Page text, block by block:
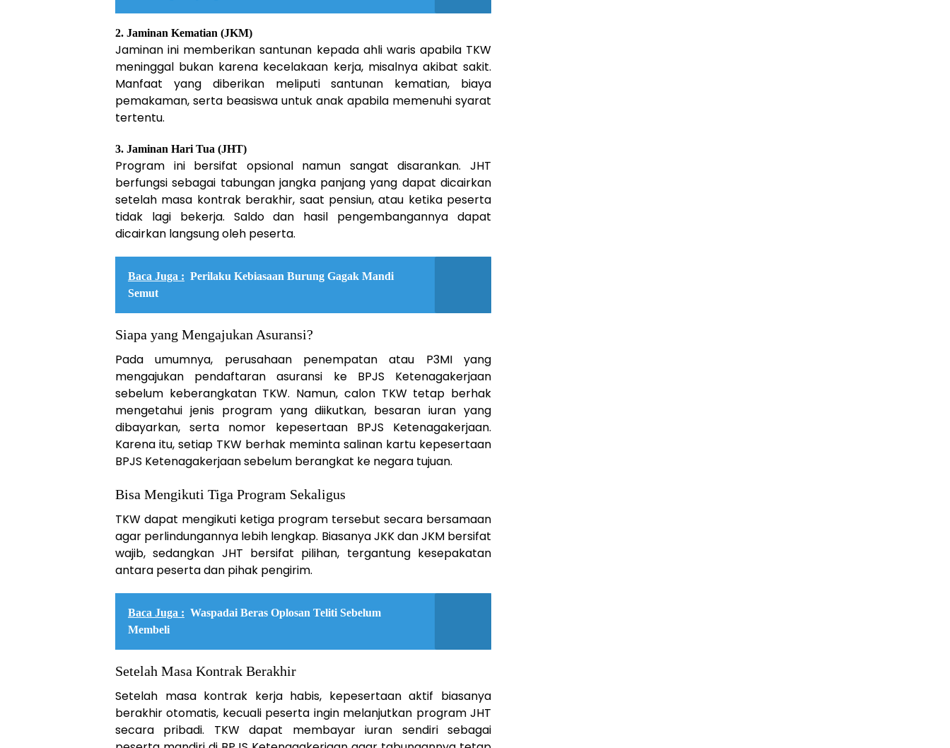
2. Jaminan Kematian (JKM)
Jaminan ini memberikan santunan kepada ahli waris apabila TKW
meninggal bukan karena kecelakaan kerja, misalnya akibat sakit.
Manfaat yang diberikan meliputi santunan kematian, biaya
pemakaman, serta beasiswa untuk anak apabila memenuhi syarat
tertentu.
3. Jaminan Hari Tua (JHT)
Program ini bersifat opsional namun sangat disarankan. JHT
berfungsi sebagai tabungan jangka panjang yang dapat dicairkan
setelah masa kontrak berakhir, saat pensiun, atau ketika peserta
tidak lagi bekerja. Saldo dan hasil pengembangannya dapat
dicairkan langsung oleh peserta.
Baca Juga : Perilaku Kebiasaan Burung Gagak Mandi
Semut
Siapa yang Mengajukan Asuransi?
Pada umumnya, perusahaan penempatan atau P3MI yang
mengajukan pendaftaran asuransi ke BPJS Ketenagakerjaan
sebelum keberangkatan TKW. Namun, calon TKW tetap berhak
mengetahui jenis program yang diikutkan, besaran iuran yang
dibayarkan, serta nomor kepesertaan BPJS Ketenagakerjaan.
Karena itu, setiap TKW berhak meminta salinan kartu kepesertaan
BPJS Ketenagakerjaan sebelum berangkat ke negara tujuan.
Bisa Mengikuti Tiga Program Sekaligus
TKW dapat mengikuti ketiga program tersebut secara bersamaan
agar perlindungannya lebih lengkap. Biasanya JKK dan JKM bersifat
wajib, sedangkan JHT bersifat pilihan, tergantung kesepakatan
antara peserta dan pihak pengirim.
Baca Juga : Waspadai Beras Oplosan Teliti Sebelum
Membeli
Setelah Masa Kontrak Berakhir
Setelah masa kontrak kerja habis, kepesertaan aktif biasanya
berakhir otomatis, kecuali peserta ingin melanjutkan program JHT
secara pribadi. TKW dapat membayar iuran sendiri sebagai